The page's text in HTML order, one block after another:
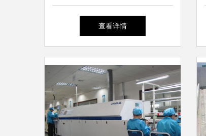
网络电话与软件共享器的发展
查看详情